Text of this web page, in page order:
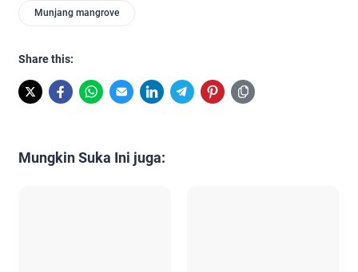
Munjang mangrove
Share this:
Mungkin Suka Ini juga: